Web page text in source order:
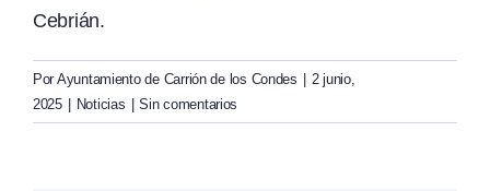
Cebrián.
Por Ayuntamiento de Carrión de los Condes
2 junio,
2025
Noticias Sin comentarios